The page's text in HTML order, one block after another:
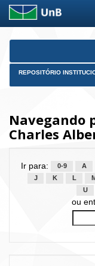
Skip
REPOSITÓRIO
Navegando
Charles
Ir para: 0-9 A
J
K L M
U
ou